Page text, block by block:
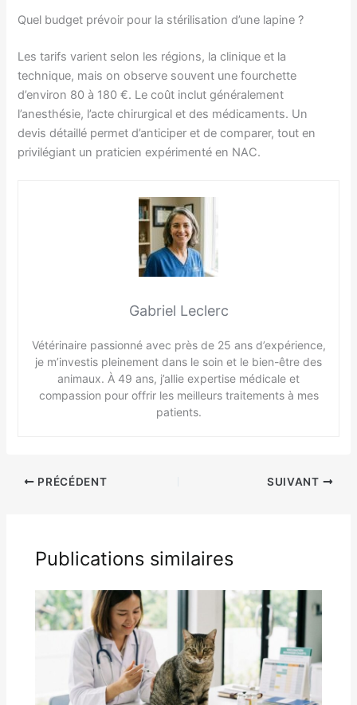
Quel budget prévoir pour la stérilisation d’une lapine ?
Les tarifs varient selon les régions, la clinique et la
technique, mais on observe souvent une fourchette
d’environ 80 à 180 €. Le coût inclut généralement
l’anesthésie, l’acte chirurgical et des médicaments. Un
devis détaillé permet d’anticiper et de comparer, tout en
privilégiant un praticien expérimenté en NAC.
Gabriel Leclerc
Vétérinaire passionné avec près de 25 ans d’expérience,
je m’investis pleinement dans le soin et le bien-être des
animaux. À 49 ans, j’allie expertise médicale et
compassion pour offrir les meilleurs traitements à mes
patients.
PRÉCÉDENT SUIVANT
Publications similaires